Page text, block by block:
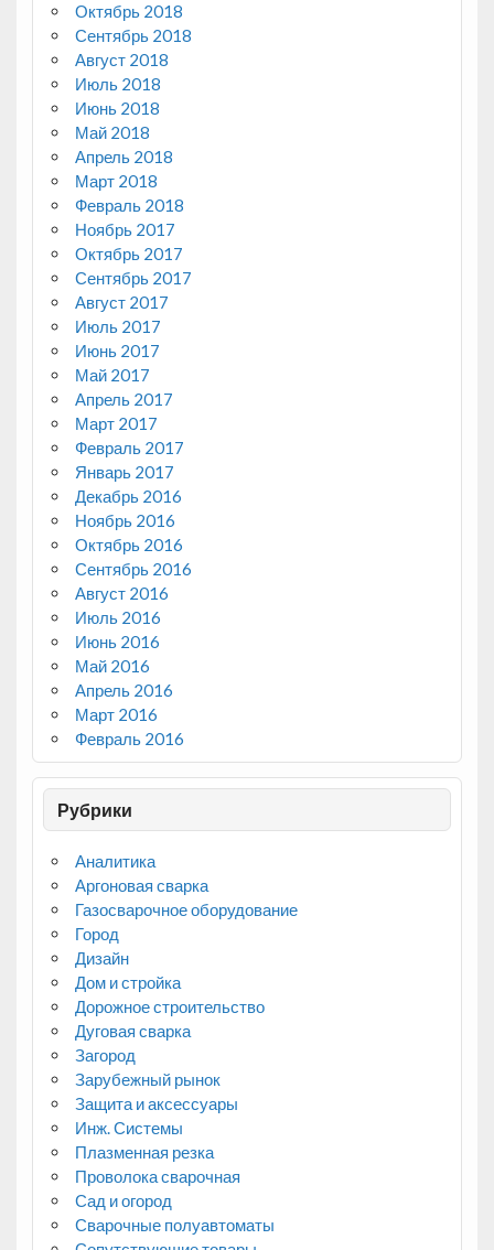
Октябрь 2018
Сентябрь 2018
Август 2018
Июль 2018
Июнь 2018
Май 2018
Апрель 2018
Март 2018
Февраль 2018
Ноябрь 2017
Октябрь 2017
Сентябрь 2017
Август 2017
Июль 2017
Июнь 2017
Май 2017
Апрель 2017
Март 2017
Февраль 2017
Январь 2017
Декабрь 2016
Ноябрь 2016
Октябрь 2016
Сентябрь 2016
Август 2016
Июль 2016
Июнь 2016
Май 2016
Апрель 2016
Март 2016
Февраль 2016
Рубрики
Аналитика
Аргоновая сварка
Газосварочное оборудование
Город
Дизайн
Дом и стройка
Дорожное строительство
Дуговая сварка
Загород
Зарубежный рынок
Защита и аксессуары
Инж. Системы
Плазменная резка
Проволока сварочная
Сад и огород
Сварочные полуавтоматы